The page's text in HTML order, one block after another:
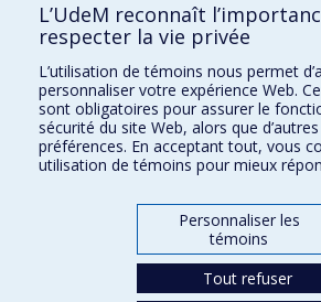
Kinésiologie et des sciences de l’activité
Orthophonie et audiologie
Réadaptation
Directions
DPC
CPASS
L’UdeM reconnaît
respecter la vie privée
L’utilisation de témoins nous permet
personnaliser votre expérience Web.
sont obligatoires pour assurer le
sécurité du site Web, alors que
préférences. En acceptant tout, vous
utilisation de témoins pour mieux
Personnaliser les
témoins
Tout refuser